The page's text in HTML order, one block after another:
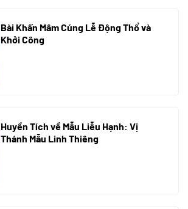
Bài Khấn Mâm Cúng Lễ Động Thổ và
Khởi Công
Huyền Tích về Mẫu Liễu Hạnh: Vị
Thánh Mẫu Linh Thiêng